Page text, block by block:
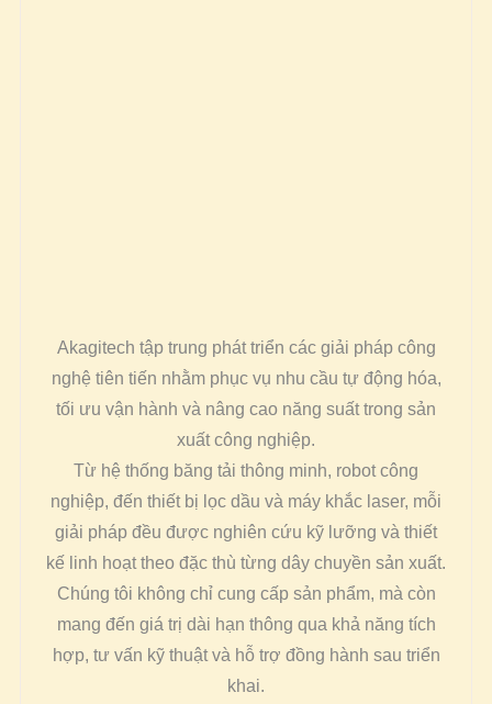
Akagitech tập trung phát triển các giải pháp công
nghệ tiên tiến nhằm phục vụ nhu cầu tự động hóa,
tối ưu vận hành và nâng cao năng suất trong sản
xuất công nghiệp.
Từ hệ thống băng tải thông minh, robot công
nghiệp, đến thiết bị lọc dầu và máy khắc laser, mỗi
giải pháp đều được nghiên cứu kỹ lưỡng và thiết
kế linh hoạt theo đặc thù từng dây chuyền sản xuất.
Chúng tôi không chỉ cung cấp sản phẩm, mà còn
mang đến giá trị dài hạn thông qua khả năng tích
hợp, tư vấn kỹ thuật và hỗ trợ đồng hành sau triển
khai.